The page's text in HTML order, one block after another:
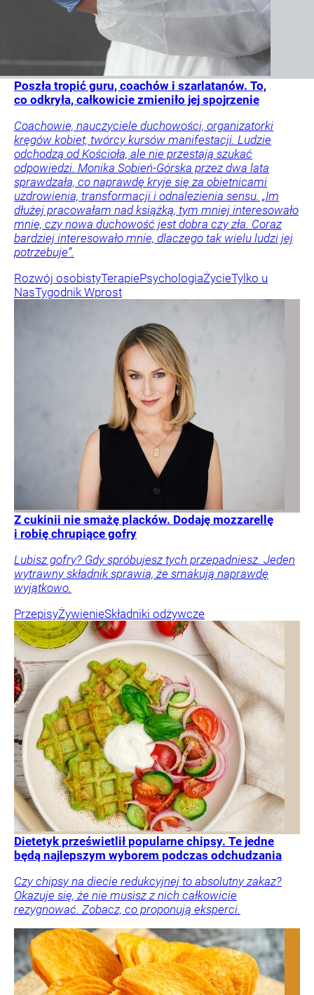
Poszła tropić guru, coachów i szarlatanów. To,
co odkryła, całkowicie zmieniło jej spojrzenie
Coachowie, nauczyciele duchowości, organizatorki
kręgów kobiet, twórcy kursów manifestacji. Ludzie
odchodzą od Kościoła, ale nie przestają szukać
odpowiedzi. Monika Sobień-Górska przez dwa lata
sprawdzała, co naprawdę kryje się za obietnicami
uzdrowienia, transformacji i odnalezienia sensu. „Im
dłużej pracowałam nad książką, tym mniej interesowało
mnie, czy nowa duchowość jest dobra czy zła. Coraz
bardziej interesowało mnie, dlaczego tak wielu ludzi jej
potrzebuje”.
Rozwój osobistyTerapiePsychologiaŻycieTylko u
NasTygodnik Wprost
Z cukinii nie smażę placków. Dodaję mozzarellę
i robię chrupiące gofry
Lubisz gofry? Gdy spróbujesz tych przepadniesz. Jeden
wytrawny składnik sprawia, że smakują naprawdę
wyjątkowo.
PrzepisyŻywienieSkładniki odżywcze
Dietetyk prześwietlił popularne chipsy. Te jedne
będą najlepszym wyborem podczas odchudzania
Czy chipsy na diecie redukcyjnej to absolutny zakaz?
Okazuje się, że nie musisz z nich całkowicie
rezygnować. Zobacz, co proponują eksperci.